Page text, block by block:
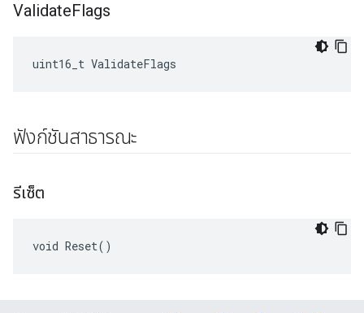
ValidateFlags
uint16_t ValidateFlags
ฟังก์ชันสาธารณะ
รีเซ็ต
void Reset()